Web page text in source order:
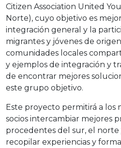
Citizen Association United
Norte), cuyo objetivo es
integración general y la
migrantes y jóvenes de
comunidades locales
y ejemplos de integración y
de encontrar mejores
este grupo objetivo.
Este proyecto permitirá a los
socios intercambiar mejores
procedentes del sur, el norte
recopilar experiencias y